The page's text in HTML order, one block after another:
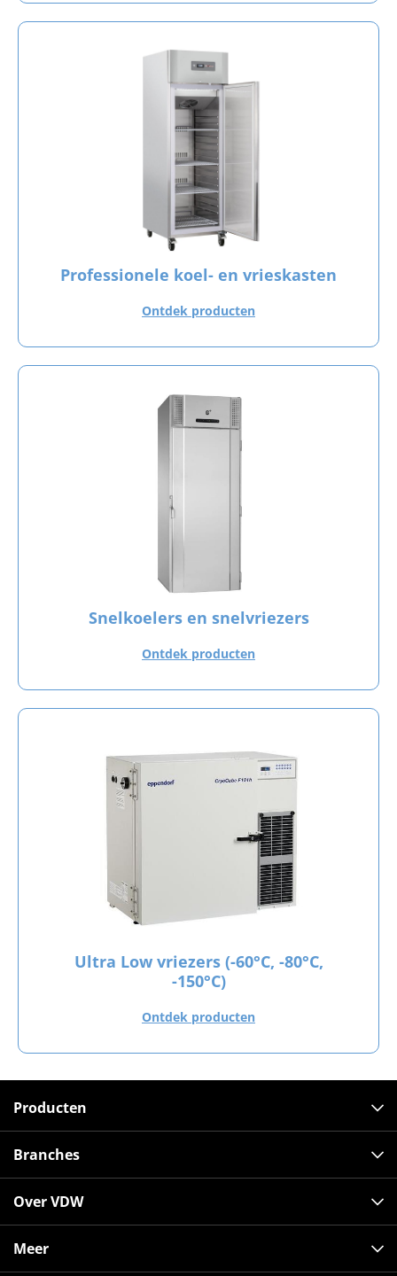
Professionele koel- en vrieskasten
Ontdek producten
Snelkoelers en snelvriezers
Ontdek producten
Ultra Low vriezers (-60°C, -80°C,
-150°C)
Ontdek producten
Producten
Branches
Over VDW
Meer